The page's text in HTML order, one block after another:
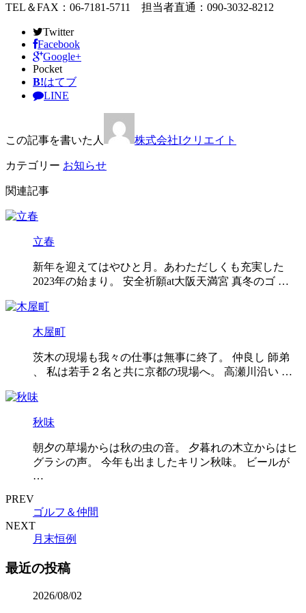
TEL＆FAX：06-7181-5711 担当者直通：090-3032-8212
Twitter
Facebook
Google+
Pocket
B!はてブ
LINE
この記事を書いた人 株式会社Iクリエイト
カテゴリー お知らせ
関連記事
立春
新年を迎えてはやひと月。あわただしくも充実した
2023年の始まり。 安全祈願at大阪天満宮 真冬のゴ …
木屋町
茨木の現場も我々の仕事は無事に終了。 仲良し 師弟
、 私は若手２名と共に京都の現場へ。 高瀬川沿い …
秋味
朝夕の草場からは秋の虫の音。 夕暮れの木立からはヒ
グラシの声。 今年も出ましたキリン秋味。 ビールが
…
PREV
ゴルフ＆仲間
NEXT
月末恒例
最近の投稿
2026/08/02